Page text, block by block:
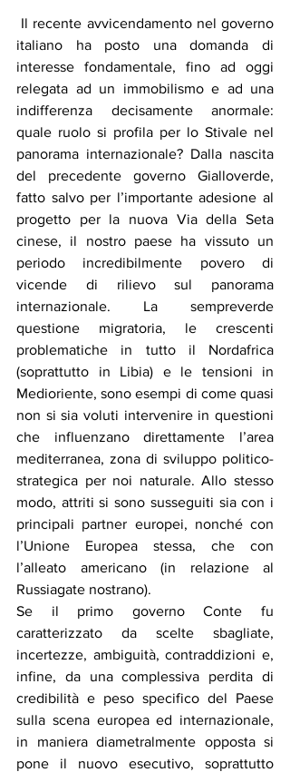
italiano ha posto una domanda di
interesse fondamentale, fino ad oggi
relegata ad un immobilismo e ad una
indifferenza decisamente anormale:
quale ruolo si profila per lo Stivale nel
panorama internazionale? Dalla nascita
del precedente governo Gialloverde,
fatto salvo per l’importante adesione al
progetto per la nuova Via della Seta
cinese, il nostro paese ha vissuto un
periodo incredibilmente povero di
vicende di rilievo sul panorama
internazionale. La sempreverde
questione migratoria, le crescenti
problematiche in tutto il Nordafrica
(soprattutto in Libia) e le tensioni in
Medioriente, sono esempi di come quasi
non si sia voluti intervenire in questioni
che influenzano direttamente l’area
mediterranea, zona di sviluppo politico-
strategica per noi naturale. Allo stesso
modo, attriti si sono susseguiti sia con i
principali partner europei, nonché con
l’Unione Europea stessa, che con
l’alleato americano (in relazione al
Russiagate nostrano).
Se il primo governo Conte fu
caratterizzato da scelte sbagliate,
incertezze, ambiguità, contraddizioni e,
infine, da una complessiva perdita di
credibilità e peso specifico del Paese
sulla scena europea ed internazionale,
in maniera diametralmente opposta si
pone il nuovo esecutivo, soprattutto